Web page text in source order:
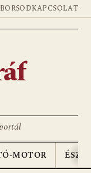
KAPCSOLAT
MOTOR